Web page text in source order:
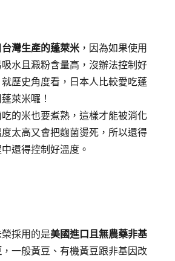
台灣生產的蓬萊米 ，因為如果使用
水且澱粉含量高，沒辦法控制好
歷史角度看，日本人比較愛吃蓬
萊米囉！
的米也要煮熟，這樣才能被消化
太高又會把麴菌燙死，所以還得
還得控制好溫度。
採用的是美國進口且無農藥非基
，一般黃豆、有機黃豆跟非基因改